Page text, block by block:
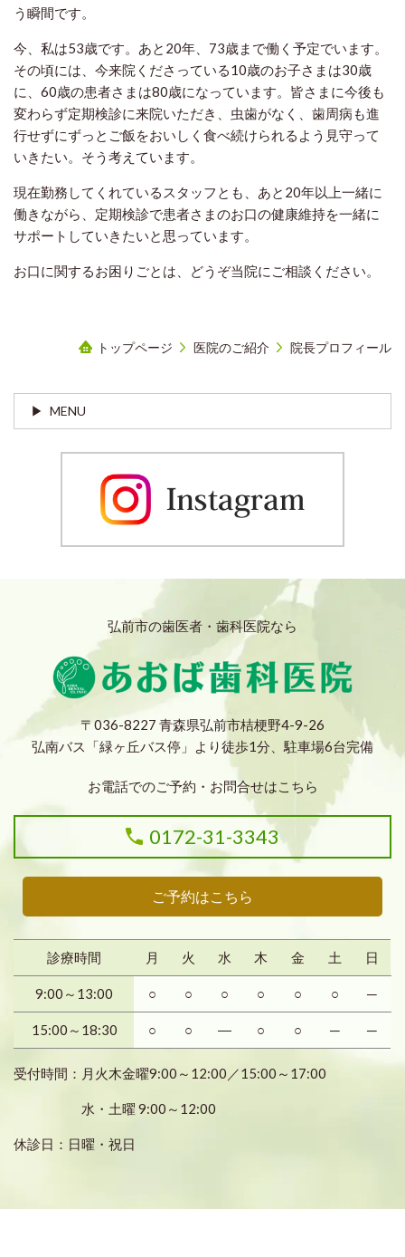
う瞬間です。
今、私は53歳です。あと20年、73歳まで働く予定でいます。
その頃には、今来院くださっている10歳のお子さまは30歳
に、60歳の患者さまは80歳になっています。皆さまに今後も
変わらず定期検診に来院いただき、虫歯がなく、歯周病も進
行せずにずっとご飯をおいしく食べ続けられるよう見守って
いきたい。そう考えています。
現在勤務してくれているスタッフとも、あと20年以上一緒に
働きながら、定期検診で患者さまのお口の健康維持を一緒に
サポートしていきたいと思っています。
お口に関するお困りごとは、どうぞ当院にご相談ください。
トップページ 医院のご紹介 院長プロフィール
MENU
弘前市の歯医者・歯科医院なら
〒036-8227 青森県弘前市桔梗野4-9-26
弘南バス「緑ヶ丘バス停」より徒歩1分、駐車場6台完備
お電話でのご予約・お問合せはこちら
0172-31-3343
ご予約はこちら
診療時間 月 火 水 木 金 土 日
9:00～13:00 ○ ○ ○ ○ ○ ○ ─
15:00～18:30 ○ ○ ― ○ ○ ─ ─
受付時間：月火木金曜9:00～12:00／15:00～17:00
水・土曜 9:00～12:00
休診日：日曜・祝日